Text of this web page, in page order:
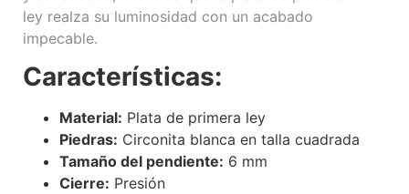
ley realza su luminosidad con un acabado
impecable.
Características:
Material: Plata de primera ley
Piedras: Circonita blanca en talla cuadrada
Tamaño del pendiente: 6 mm
Cierre: Presión